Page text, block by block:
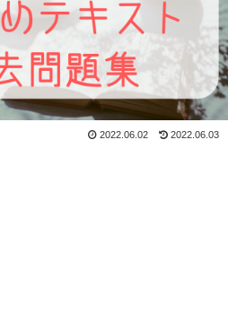
2022.06.02 2022.06.03